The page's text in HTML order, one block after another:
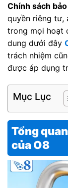
Chính sách
quyền riêng tư,
trong mọi hoạt
dung dưới đây
trách nhiệm
được áp dụng
Mục Lục
Tổng
của O8